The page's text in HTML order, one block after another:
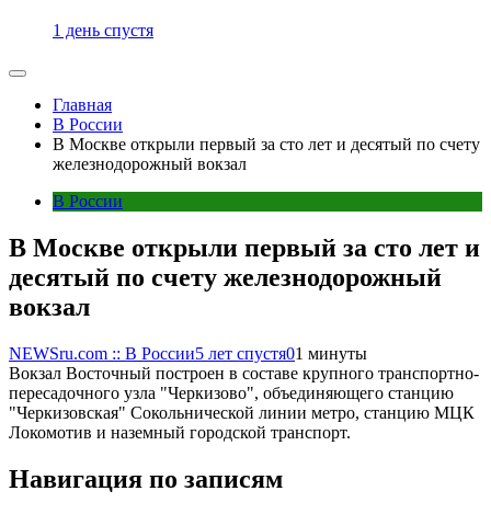
1 день спустя
Главная
В России
В Москве открыли первый за сто лет и десятый по счету
железнодорожный вокзал
В России
В Москве открыли первый за сто лет и
десятый по счету железнодорожный
вокзал
NEWSru.com :: В России5 лет спустя01 минуты
Вокзал Восточный построен в составе крупного транспортно-
пересадочного узла "Черкизово", объединяющего станцию
"Черкизовская" Сокольнической линии метро, станцию МЦК
Локомотив и наземный городской транспорт.
Навигация по записям